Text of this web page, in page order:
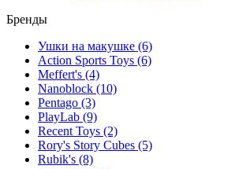
Бренды
Ушки на макушке (6)
Action Sports Toys (6)
Meffert's (4)
Nanoblock (10)
Pentago (3)
PlayLab (9)
Recent Toys (2)
Rory's Story Cubes (5)
Rubik's (8)